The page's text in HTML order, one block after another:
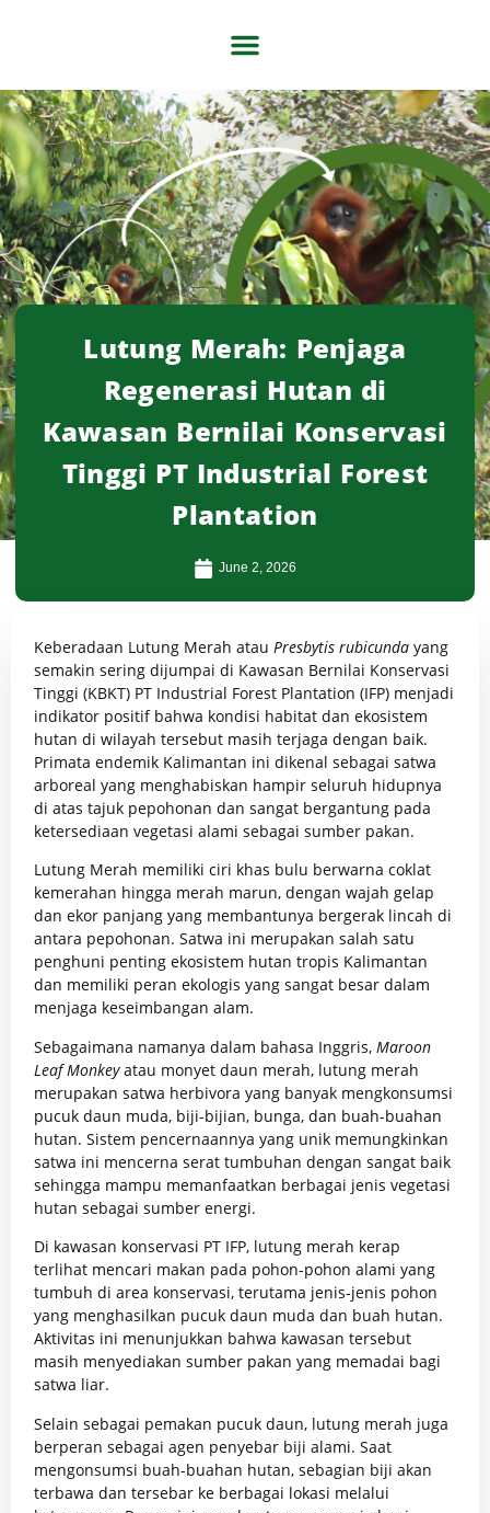
Lutung Merah: Penjaga
Regenerasi Hutan di
Kawasan Bernilai Konservasi
Tinggi PT Industrial Forest
Plantation
June 2, 2026
Keberadaan Lutung Merah atau Presbytis rubicunda yang
semakin sering dijumpai di Kawasan Bernilai Konservasi
Tinggi (KBKT) PT Industrial Forest Plantation (IFP) menjadi
indikator positif bahwa kondisi habitat dan ekosistem
hutan di wilayah tersebut masih terjaga dengan baik.
Primata endemik Kalimantan ini dikenal sebagai satwa
arboreal yang menghabiskan hampir seluruh hidupnya
di atas tajuk pepohonan dan sangat bergantung pada
ketersediaan vegetasi alami sebagai sumber pakan.
Lutung Merah memiliki ciri khas bulu berwarna coklat
kemerahan hingga merah marun, dengan wajah gelap
dan ekor panjang yang membantunya bergerak lincah di
antara pepohonan. Satwa ini merupakan salah satu
penghuni penting ekosistem hutan tropis Kalimantan
dan memiliki peran ekologis yang sangat besar dalam
menjaga keseimbangan alam.
Sebagaimana namanya dalam bahasa Inggris, Maroon
Leaf Monkeyatau monyet daun merah, lutung merah
merupakan satwa herbivora yang banyak mengkonsumsi
pucuk daun muda, biji-bijian, bunga, dan buah-buahan
hutan. Sistem pencernaannya yang unik memungkinkan
satwa ini mencerna serat tumbuhan dengan sangat baik
sehingga mampu memanfaatkan berbagai jenis vegetasi
hutan sebagai sumber energi.
Di kawasan konservasi PT IFP, lutung merah kerap
terlihat mencari makan pada pohon-pohon alami yang
tumbuh di area konservasi, terutama jenis-jenis pohon
yang menghasilkan pucuk daun muda dan buah hutan.
Aktivitas ini menunjukkan bahwa kawasan tersebut
masih menyediakan sumber pakan yang memadai bagi
satwa liar.
Selain sebagai pemakan pucuk daun, lutung merah juga
berperan sebagai agen penyebar biji alami. Saat
mengonsumsi buah-buahan hutan, sebagian biji akan
terbawa dan tersebar ke berbagai lokasi melalui